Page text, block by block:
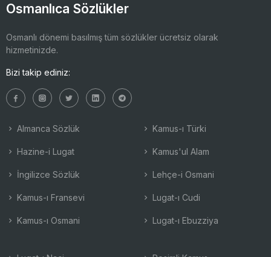
Osmanlıca Sözlükler
Osmanlı dönemi basılmış tüm sözlükler ücretsiz olarak
hizmetinizde.
Bizi takip ediniz:
Almanca Sözlük
Hazine-i Lugat
İngilizce Sözlük
Kamus-ı Fransevi
Kamus-ı Osmani
Kamus-ı Türki
Kamus'ul Alam
Lehçe-i Osmani
Lugat-ı Cudi
Lugat-ı Ebuzziya